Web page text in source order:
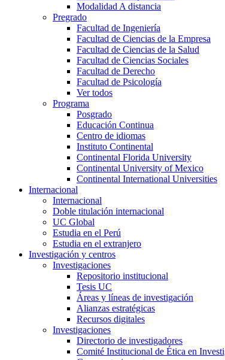
Modalidad A distancia
Pregrado
Facultad de Ingeniería
Facultad de Ciencias de la Empresa
Facultad de Ciencias de la Salud
Facultad de Ciencias Sociales
Facultad de Derecho
Facultad de Psicología
Ver todos
Programa
Posgrado
Educación Continua
Centro de idiomas
Instituto Continental
Continental Florida University
Continental University of Mexico
Continental International Universities
Internacional
Internacional
Doble titulación internacional
UC Global
Estudia en el Perú
Estudia en el extranjero
Investigación y centros
Investigaciones
Repositorio institucional
Tesis UC
Áreas y líneas de investigación
Alianzas estratégicas
Recursos digitales
Investigaciones
Directorio de investigadores
Comité Institucional de Ética en